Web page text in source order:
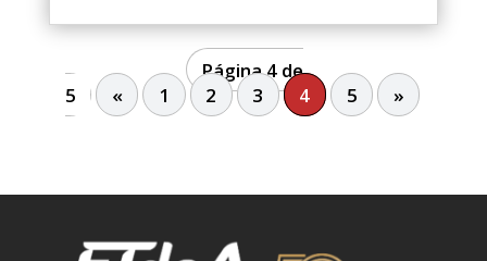
Página 4 de
5
« 1 2 3 4 5 »